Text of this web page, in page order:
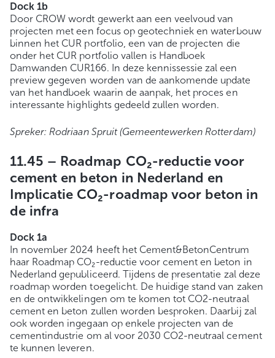
Dock 1b
Door CROW wordt gewerkt aan een veelvoud van
projecten met een focus op geotechniek en waterbouw
binnen het CUR portfolio, een van de projecten die
onder het CUR portfolio vallen is Handboek
Damwanden CUR166. In deze kennissessie zal een
preview gegeven worden van de aankomende update
van het handboek waarin de aanpak, het proces en
interessante highlights gedeeld zullen worden.
Spreker: Rodriaan Spruit (Gemeentewerken Rotterdam)
11.45 – Roadmap CO₂-reductie voor
cement en beton in Nederland en
Implicatie CO₂-roadmap voor beton in
de infra
Dock 1a
In november 2024 heeft het Cement&BetonCentrum
haar Roadmap CO₂-reductie voor cement en beton in
Nederland gepubliceerd. Tijdens de presentatie zal deze
roadmap worden toegelicht. De huidige stand van zaken
en de ontwikkelingen om te komen tot CO2-neutraal
cement en beton zullen worden besproken. Daarbij zal
ook worden ingegaan op enkele projecten van de
cementindustrie om al voor 2030 CO2-neutraal cement
te kunnen leveren.